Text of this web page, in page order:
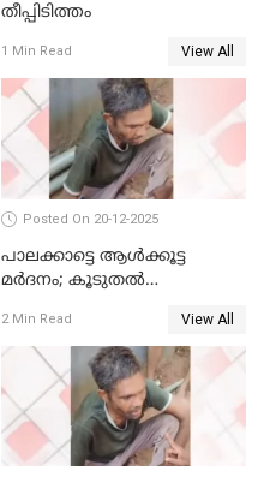
തീപ്പിടിത്തം
1 Min Read View All
Posted On 20-12-2025
പാലക്കാട്ടെ ആള്‍ക്കൂട്ട
മര്‍ദനം; കൂടുതല്‍
അംഗ സംഘമെന്ന് വിവരം
2 Min Read View All